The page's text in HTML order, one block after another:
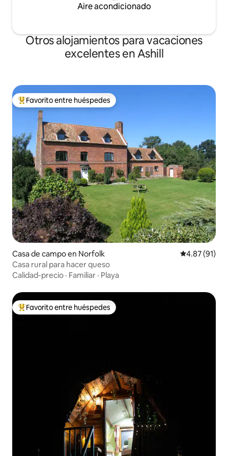
Aire acondicionado
Otros alojamientos para vacaciones
excelentes en Ashill
Favorito entre huéspedes preferido
Favorito entre huéspedes
Casa de campo en Norfolk Calificación
4.87 (91)
Casa rural para hacer queso
Calidad-precio · Familiar · Playa
Favorito entre huéspedes preferido
Favorito entre huéspedes